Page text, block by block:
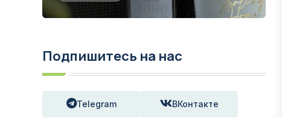
Подпишитесь на нас
Telegram ВКонтакте